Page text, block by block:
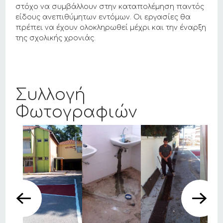
στόχο να συμβάλλουν στην καταπολέμηση παντός
είδους ανεπιθύμητων εντόμων. Οι εργασίες θα
πρέπει να έχουν ολοκληρωθεί μέχρι και την έναρξη
της σχολικής χρονιάς.
Συλλογή
Φωτογραφιών